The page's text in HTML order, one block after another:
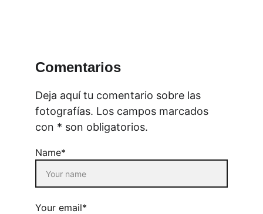
Comentarios
Deja aquí tu comentario sobre las
fotografías. Los campos marcados
con * son obligatorios.
Name*
Your email*